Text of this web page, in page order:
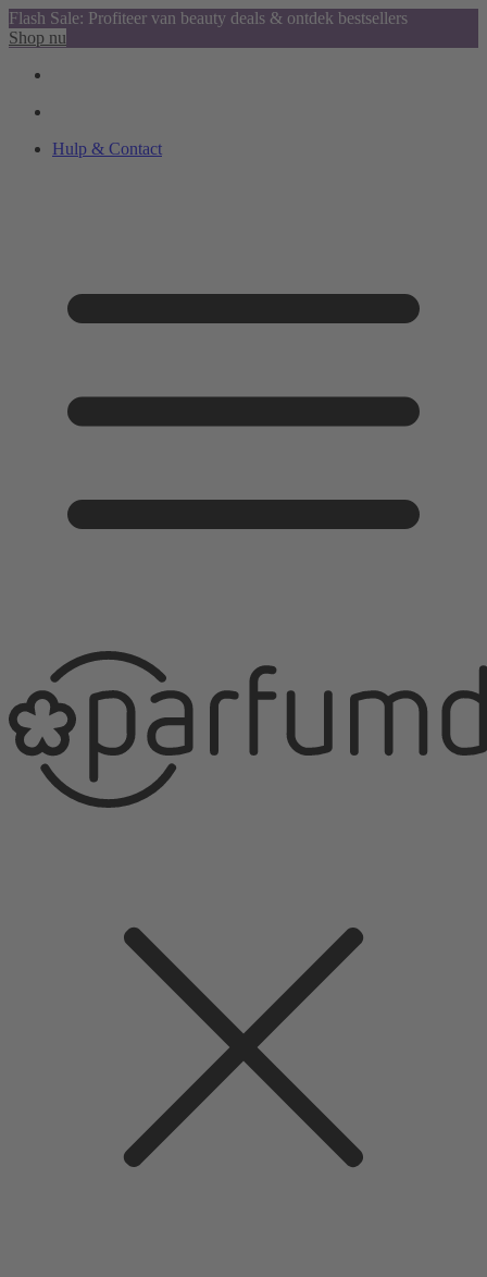
Flash Sale: Profiteer van beauty deals & ontdek bestsellers
Shop nu
Hulp & Contact